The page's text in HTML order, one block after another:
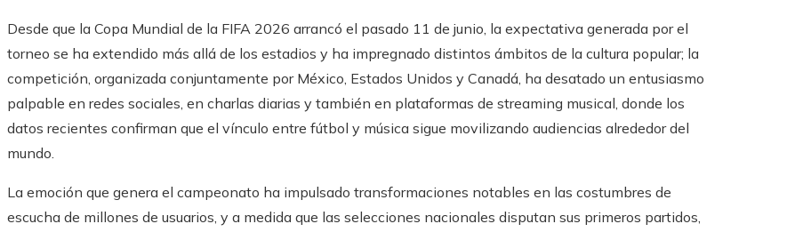
Desde que la Copa Mundial de la FIFA 2026 arrancó el pasado 11 de junio, la expectativa generada por el
torneo se ha extendido más allá de los estadios y ha impregnado distintos ámbitos de la cultura popular; la
competición, organizada conjuntamente por México, Estados Unidos y Canadá, ha desatado un entusiasmo
palpable en redes sociales, en charlas diarias y también en plataformas de streaming musical, donde los
datos recientes confirman que el vínculo entre fútbol y música sigue movilizando audiencias alrededor del
mundo.
La emoción que genera el campeonato ha impulsado transformaciones notables en las costumbres de
escucha de millones de usuarios, y a medida que las selecciones nacionales disputan sus primeros partidos,